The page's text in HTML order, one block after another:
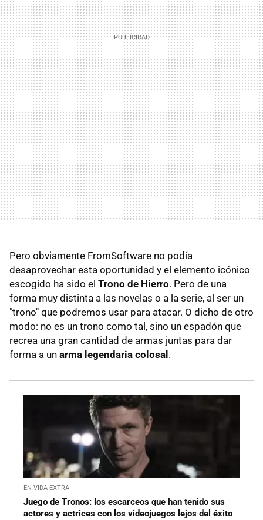
Pero obviamente FromSoftware no podía
desaprovechar esta oportunidad y el elemento icónico
escogido ha sido el Trono de Hierro. Pero de una
forma muy distinta a las novelas o a la serie, al ser un
"trono" que podremos usar para atacar. O dicho de otro
modo: no es un trono como tal, sino un espadón que
recrea una gran cantidad de armas juntas para dar
forma a un arma legendaria colosal .
EN VIDA EXTRA
Juego de Tronos: los escarceos que han tenido sus
actores y actrices con los videojuegos lejos del éxito